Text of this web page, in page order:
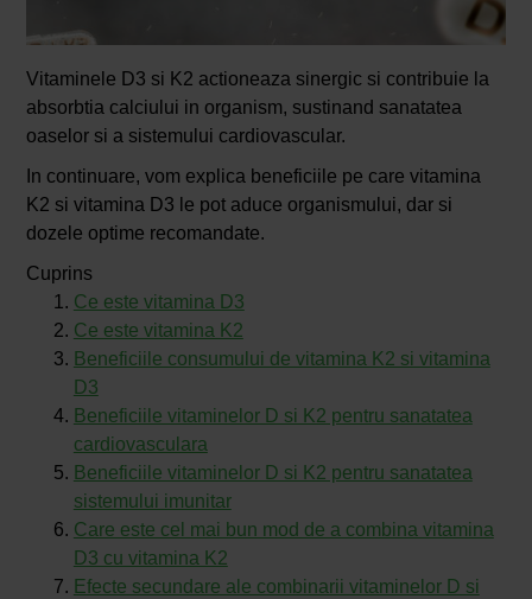
Vitaminele D3 si K2 actioneaza sinergic si contribuie la
absorbtia calciului in organism, sustinand sanatatea
oaselor si a sistemului cardiovascular.
In continuare, vom explica beneficiile pe care vitamina
K2 si vitamina D3 le pot aduce organismului, dar si
dozele optime recomandate.
Cuprins
Ce este vitamina D3
Ce este vitamina K2
Beneficiile consumului de vitamina K2 si vitamina
D3
Beneficiile vitaminelor D si K2 pentru sanatatea
cardiovasculara
Beneficiile vitaminelor D si K2 pentru sanatatea
sistemului imunitar
Care este cel mai bun mod de a combina vitamina
D3 cu vitamina K2
Efecte secundare ale combinarii vitaminelor D si